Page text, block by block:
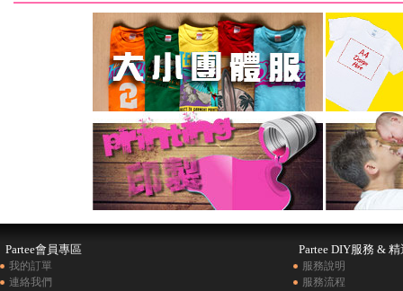
Partee會員專區
我的訂單
連絡我們
Partee DIY服務 & 精
服務說明
服務流程